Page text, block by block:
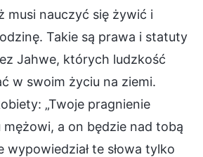
musi nauczyć się żywić i
Takie są prawa i statuty
Jahwe, których ludzkość
w swoim życiu na ziemi.
„Twoje pragnienie
a on będzie nad tobą
wypowiedział te słowa tylko